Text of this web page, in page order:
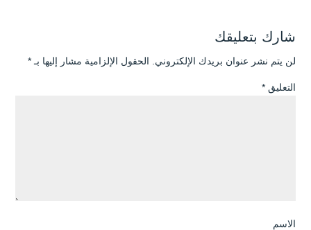
شارك بتعليقك
لن يتم نشر عنوان بريدك الإلكتروني. الحقول الإلزامية مشار إليها بـ *
التعليق *
الاسم